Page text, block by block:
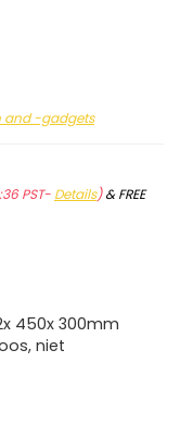
and -gadgets
PST- Details)&FREE
450x 300mm
niet